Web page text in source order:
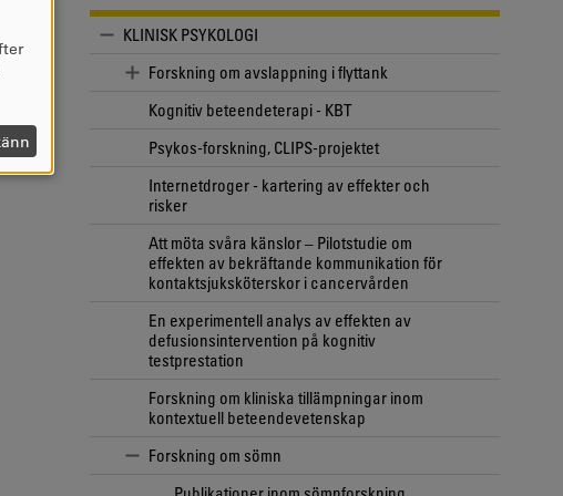
KLINISK PSYKOLOGI
Forskning om avslappning i flyttank
Kognitiv beteendeterapi - KBT
Psykos-forskning, CLIPS-projektet
Internetdroger - kartering av effekter och
risker
Att möta svåra känslor – Pilotstudie om
effekten av bekräftande kommunikation för
kontaktsjuksköterskor i cancervården
En experimentell analys av effekten av
defusionsintervention på kognitiv
testprestation
Forskning om kliniska tillämpningar inom
kontextuell beteendevetenskap
Forskning om sömn